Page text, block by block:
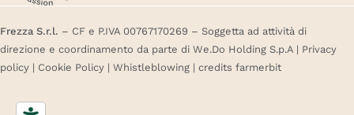
Frezza S.r.l. – CF e P.IVA 00767170269 – Soggetta ad attività di
direzione e coordinamento da parte di We.Do Holding S.p.A | Privacy
policy | Cookie Policy | Whistleblowing | credits farmerbit